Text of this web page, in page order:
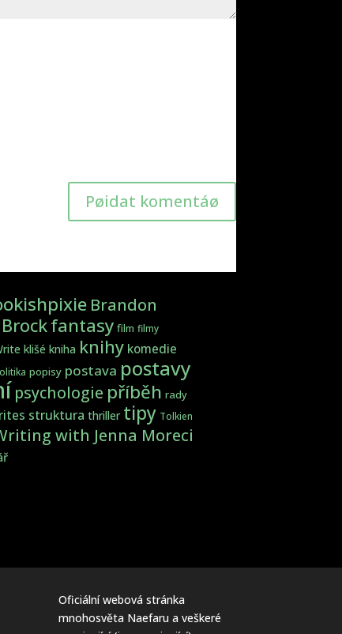
Pøidat komentáø
Brandon
fantasy film filmy
klišé kniha knihy komedie
popisy postava postavy
psychologie příběh rady
struktura thriller tipy Tolkien
with Jenna Moreci
Oficiální webová stránka
mnohosvěta Naefaru a veškeré